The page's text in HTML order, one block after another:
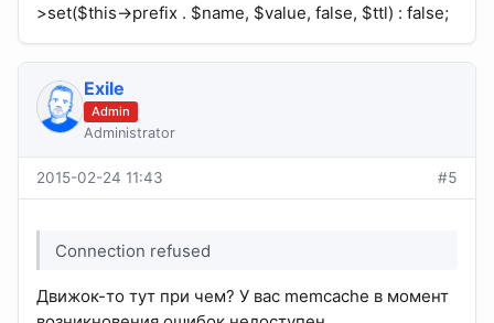
>set($this->prefix . $name, $value, false, $ttl) : false;
Exile
Admin
Administrator
2015-02-24 11:43 #5
Connection refused
Движок-то тут при чем? У вас memcache в момент